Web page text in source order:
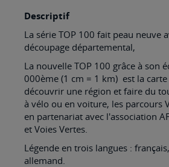
of
the
gallery
Descriptif
La série TOP 100 fait peau neuve
découpage départemental,
La nouvelle TOP 100 grâce à son
000ème (1 cm = 1 km) est la
découvrir une région et faire du
à vélo ou en voiture, les parcours
en partenariat avec l'association
et Voies Vertes.
Légende en trois langues :
allemand.